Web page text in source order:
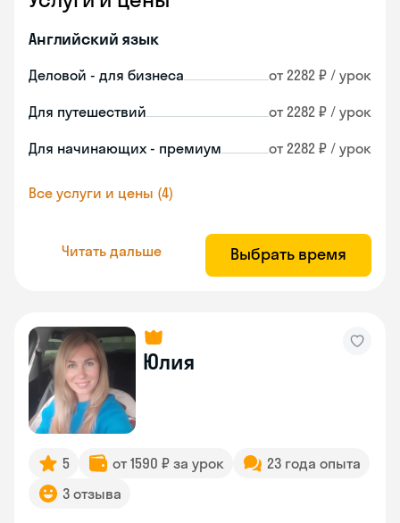
Английский язык
Деловой - для бизнеса от 2282 ₽ / урок
Для путешествий от 2282 ₽ / урок
Для начинающих - премиум от 2282 ₽ / урок
Все услуги и цены (4)
Читать дальше Выбрать время
Юлия
5 от 1590 ₽ за урок
23 года опыта
3 отзыва